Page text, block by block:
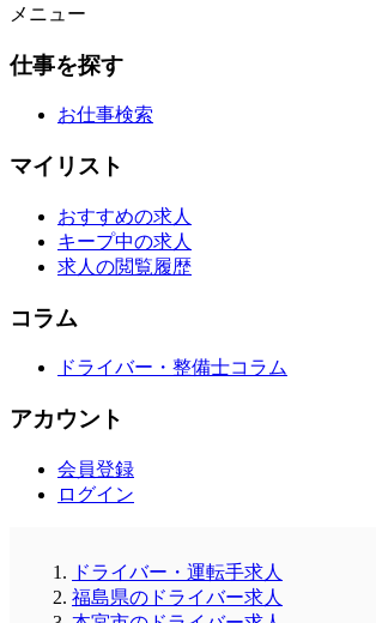
メニュー
仕事を探す
お仕事検索
マイリスト
おすすめの求人
キープ中の求人
求人の閲覧履歴
コラム
ドライバー・整備士コラム
アカウント
会員登録
ログイン
ドライバー・運転手求人
福島県のドライバー求人